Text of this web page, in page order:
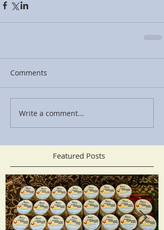
Comments
Write a comment...
Featured Posts